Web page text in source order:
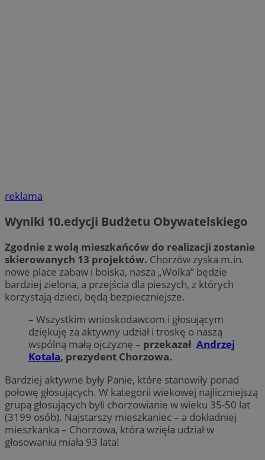
reklama
Wyniki 10.edycji Budżetu Obywatelskiego
Zgodnie z wolą mieszkańców do realizacji zostanie
skierowanych 13 projektów. Chorzów zyska m.in.
nowe place zabaw i boiska, nasza „Wolka” będzie
bardziej zielona, a przejścia dla pieszych, z których
korzystają dzieci, będą bezpieczniejsze.
– Wszystkim wnioskodawcom i głosującym
dziękuję za aktywny udział i troskę o naszą
wspólną małą ojczyznę – przekazał Andrzej
Kotala, prezydent Chorzowa.
Bardziej aktywne były Panie, które stanowiły ponad
połowę głosujących. W kategorii wiekowej najliczniejszą
grupą głosujących byli chorzowianie w wieku 35-50 lat
(3199 osób). Najstarszy mieszkaniec – a dokładniej
mieszkanka – Chorzowa, która wzięła udział w
głosowaniu miała 93 lata!